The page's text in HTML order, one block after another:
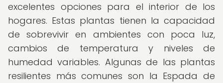
excelentes opciones para el interior de los
hogares. Estas plantas tienen la capacidad
de sobrevivir en ambientes con poca luz,
cambios de temperatura y niveles de
humedad variables. Algunas de las plantas
resilientes más comunes son la Espada de